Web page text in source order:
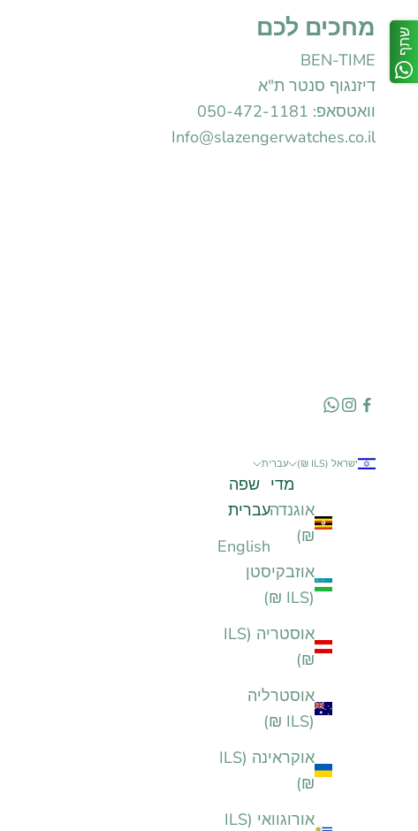
מחכים לכם
BEN-TIME
דיזנגוף סנטר ת"א
וואטסאפ: 050-472-1181
Info@slazengerwatches.co.il
ישראל (ILS ₪)
מדינה
אוגנדה (ILS
₪)
אוזבקיסטן
(ILS ₪)
אוסטריה (ILS
₪)
אוסטרליה
(ILS ₪)
אוקראינה (ILS
₪)
אורוגוואי (ILS
עברית
שפה
עברית
English
שתף